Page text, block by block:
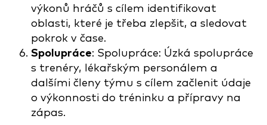
výkonů hráčů s cílem identifikovat
oblasti, které je třeba zlepšit, a sledovat
pokrok v čase.
Spolupráce: Spolupráce: Úzká spolupráce
s trenéry, lékařským personálem a
dalšími členy týmu s cílem začlenit údaje
o výkonnosti do tréninku a přípravy na
zápas.